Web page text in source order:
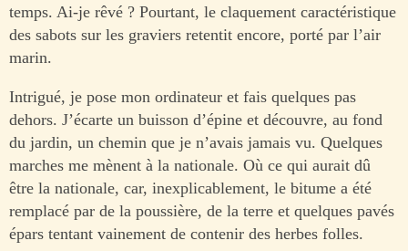
temps. Ai-je rêvé ? Pourtant, le claquement caractéristique
des sabots sur les graviers retentit encore, porté par l’air
marin.
Intrigué, je pose mon ordinateur et fais quelques pas
dehors. J’écarte un buisson d’épine et découvre, au fond
du jardin, un chemin que je n’avais jamais vu. Quelques
marches me mènent à la nationale. Où ce qui aurait dû
être la nationale, car, inexplicablement, le bitume a été
remplacé par de la poussière, de la terre et quelques pavés
épars tentant vainement de contenir des herbes folles.